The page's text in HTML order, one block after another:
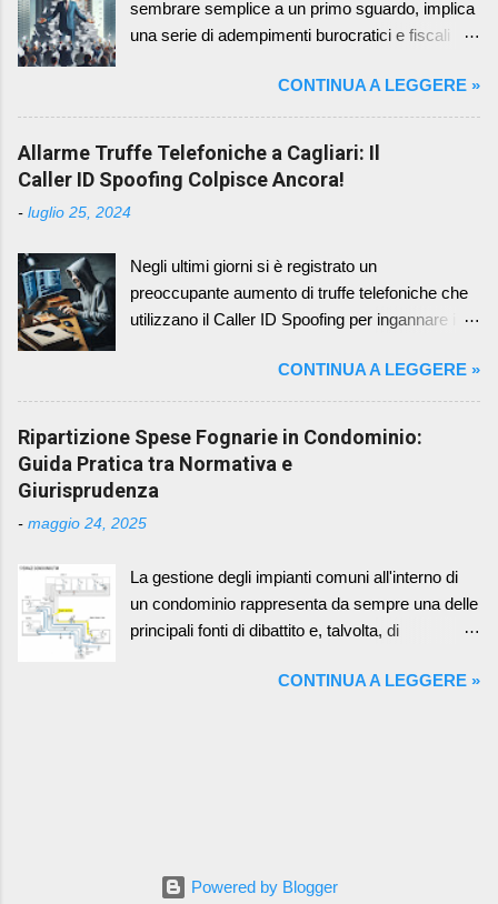
sembrare semplice a un primo sguardo, implica
una serie di adempimenti burocratici e fiscali
questi, la redazione e l'approvazione del bilancio
condominiale rappresentano un momento
cruciale, in quanto fotografano la situazione
economica e patrimoniale del condominio in un
determinato periodo. Un aspetto spesso
sottovalutato, ma di fondamentale importanza,
bilancio condominiale. Sebbene il Codice Civile
non imponga un periodo specifico, la prassi e il
buon senso suggeriscono di adottare l'anno
31 dicembre. I Vantaggi dell'Allineamento con
l'Anno Solare L'adozione dell'anno solare come
periodo di riferimento per il bilancio condominiale
comporta una serie di vantaggi che semplificano
la gestione del condominio e favoriscono la
trasparenza nei confronti dei condomini. Coer...
CONTINUA A LEGGERE »
Allarme Truffe Telefoniche a Cagliari: Il
Caller ID Spoofing Colpisce Ancora!
- luglio 25, 2024
Negli ultimi giorni si è registrato un
preoccupante aumento di truffe telefoniche che
utilizzano il Caller ID Spoofing per ingannare i
di condominio. I truffatori si fingono
rappresentanti di istituzioni autorevoli, come
banche locali, la Polizia Postale o la Guardia di
Finanza, per carpire informazioni personali e
mascherare il loro vero numero di telefono e
(la propria banca o uffici locali di Guardia di
Finanza, Polizia, Carabinieri o Polizia Postale)
In questo modo, la vittima è indotta a
con un funzionario legittimo. Una volta stabilito il
CONTINUA A LEGGERE »
Ripartizione Spese Fognarie in Condominio:
Guida Pratica tra Normativa e
Giurisprudenza
- maggio 24, 2025
La gestione degli impianti comuni all'interno di
un condominio rappresenta da sempre una delle
principali fonti di dibattito e, talvolta, di
impianti di scarico fognario, per la loro natura
ripartizione equa e conforme alla legge,
CONTINUA A LEGGERE »
Powered by Blogger